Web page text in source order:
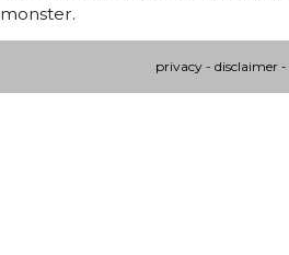
monster.
privacy - disclaimer -